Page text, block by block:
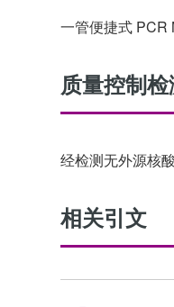
一管便捷式
质量控制
经检测无外源核
相关引文